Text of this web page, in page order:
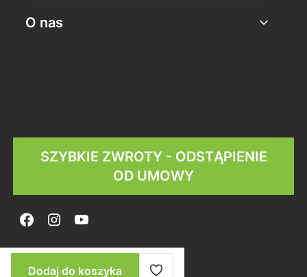
O nas
SZYBKIE ZWROTY - ODSTĄPIENIE
OD UMOWY
Dodaj do koszyka